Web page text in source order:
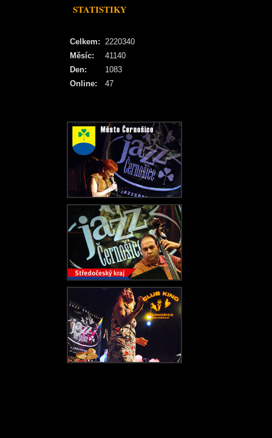
STATISTIKY
Online: 47
Celkem: 2220340
Měsíc:
41140
Den:
1083